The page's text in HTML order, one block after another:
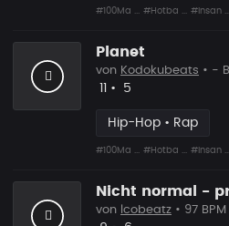
#100Ma ... #Hotba ... #Insan ...
Planet
von Kodokubeats • -
Likes
• Vorgeschlagen
5
Hip-Hop • Rap
#100Ma ... #Hotba ... #Insan ...
Nicht normal -
von lcobeatz • 97